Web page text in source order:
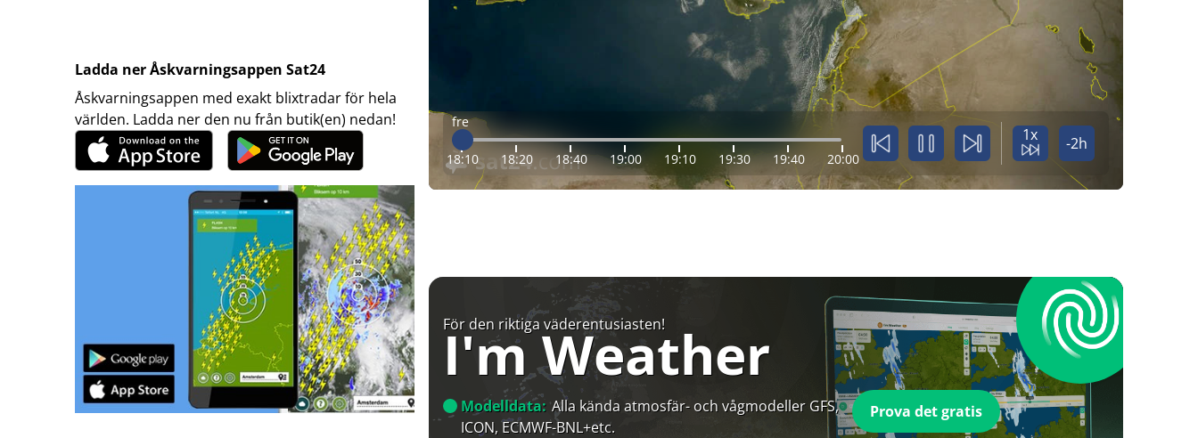
Ladda ner Åskvarningsappen Sat24
Åskvarningsappen med exakt blixtradar för hela
världen. Ladda ner den nu från butik(en) nedan!
fre
18:10 18:20 18:40 19:00 19:10 19:30 19:40 20:00
1x -2h
För den riktiga väderentusiasten!
I'm Weather
Modelldata: Alla kända atmosfär- och vågmodeller GFS,
ICON, ECMWF-BNL+etc.
Prova det gratis